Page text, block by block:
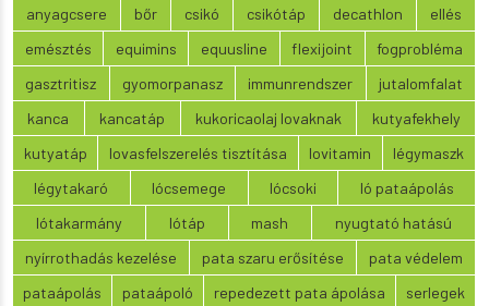
anyagcsere bőr csikó csikótáp decathlon
ellés
emésztés
equimins equusline flexijoint
fogprobléma
gasztritisz
gyomorpanasz immunrendszer
jutalomfalat
kanca
kancatáp kukoricaolaj lovaknak
kutyafekhely
kutyatáp
lovasfelszerelés tisztítása lovitamin
légymaszk
légytakaró
lócsemege lócsoki
ló pataápolás
lótakarmány
lótáp mash
nyugtató hatású
nyírrothadás kezelése
pata szaru erősítése
pata védelem
pataápolás
pataápoló repedezett pata ápolása
serlegek